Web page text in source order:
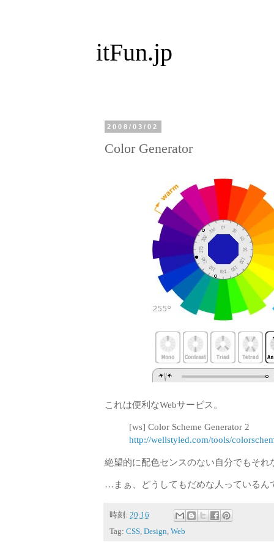
itFun.jp
2008/03/02
Color Generator
これは便利なWebサービス。
[ws] Color Scheme Generator 2
http://wellstyled.com/tools/
絶望的に配色センスのない自分でもそ
…まぁ、どうしてもだめな人っている
時刻: 20:16
Tag: CSS, Design, Web